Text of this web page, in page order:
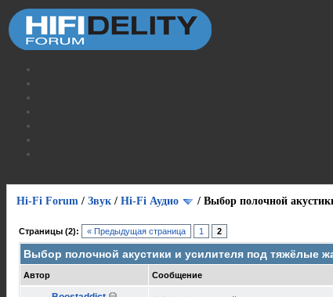
Hi-Fi Forum / Звук / Hi-Fi Аудио / Выбор полочной
Страницы (2): « Предыдущая страница 1 2
Выбор полочной акустики и усилителя под тяжёлые
Автор Сообщение